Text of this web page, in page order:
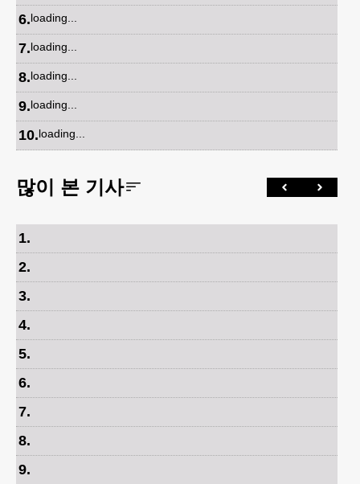
6.loading...
7.loading...
8.loading...
9.loading...
10.loading...
많이 본 기사
1.
2.
3.
4.
5.
6.
7.
8.
9.